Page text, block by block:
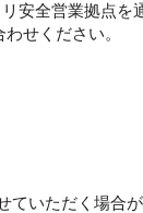
安全営業拠点を
せください。
いただく場合